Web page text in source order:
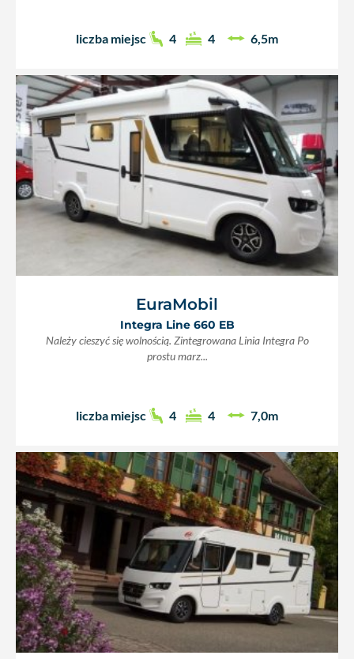
liczba miejsc 4 4 6,5m
EuraMobil
Integra Line 660 EB
Należy cieszyć się wolnością. Zintegrowana Linia Integra Po
prostu marz...
liczba miejsc 4 4 7,0m